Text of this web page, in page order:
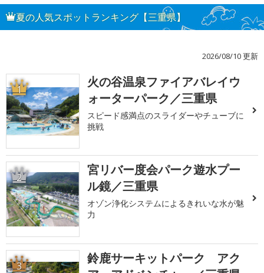
夏の人気スポットランキング【三重県】
2026/08/10 更新
1
火の谷温泉ファイアバレイウ
ォーターパーク／三重県
スピード感満点のスライダーやチューブに
挑戦
2
宮リバー度会パーク遊水プー
ル鏡／三重県
オゾン浄化システムによるきれいな水が魅
力
3
鈴鹿サーキットパーク アク